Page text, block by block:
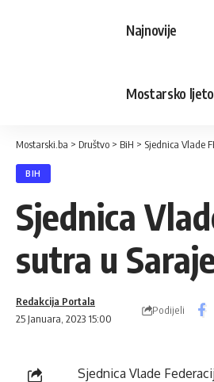
Najnovije
Mostarsko ljeto
Mostarski.ba > Društvo > BiH > Sjednica Vlade
BIH
Sjednica
sutra u
25 Januara, 2023 15:00
Redakcija Portala
Podijeli
Sjednica Vlade